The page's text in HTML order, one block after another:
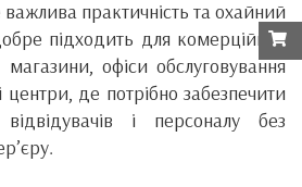
важлива практичність та охайний
підходить для комерційних
офіси обслуговування
центри, де потрібно забезпечити
і персоналу без